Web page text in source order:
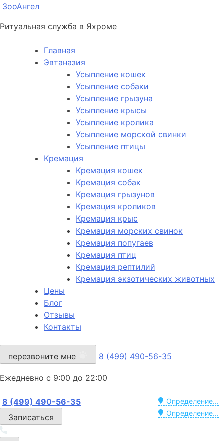
ЗооАнгел
Ритуальная служба в Яхроме
Главная
Эвтаназия
Усыпление кошек
Усыпление собаки
Усыпление грызуна
Усыпление крысы
Усыпление кролика
Усыпление морской свинки
Усыпление птицы
Кремация
Кремация кошек
Кремация собак
Кремация грызунов
Кремация кроликов
Кремация крыс
Кремация морских свинок
Кремация попугаев
Кремация птиц
Кремация рептилий
Кремация экзотических животных
Цены
Блог
Отзывы
Контакты
перезвоните мне 8 (499) 490-56-35
Ежедневно с 9:00 до 22:00
Определение...
8 (499) 490-56-35
Определение...
Записаться